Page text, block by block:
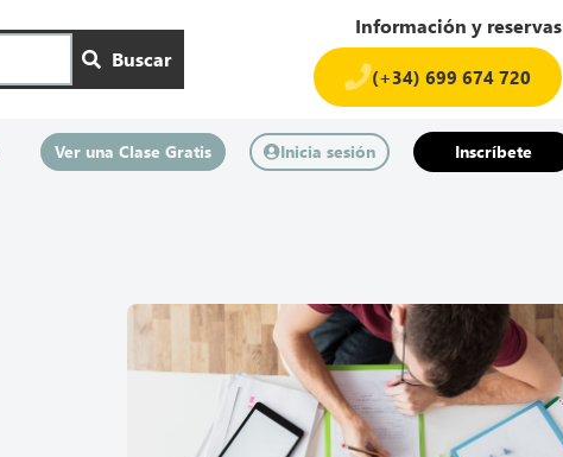
Buscar
Información y reservas
(+34) 699 674 720​
Ver una Clase Gratis Inicia sesión Inscríbete